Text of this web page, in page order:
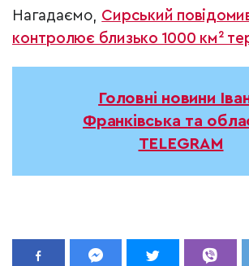
Нагадаємо, Сирський
контролює близько 1000 км²
Головні новини
Франківська та
TELEGRAM